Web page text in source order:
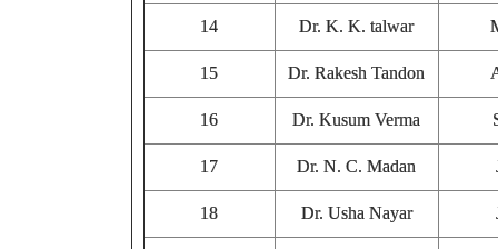
14 Dr. K. K. talwar
15 Dr. Rakesh Tandon
16 Dr. Kusum Verma
17 Dr. N. C. Madan
18 Dr. Usha Nayar